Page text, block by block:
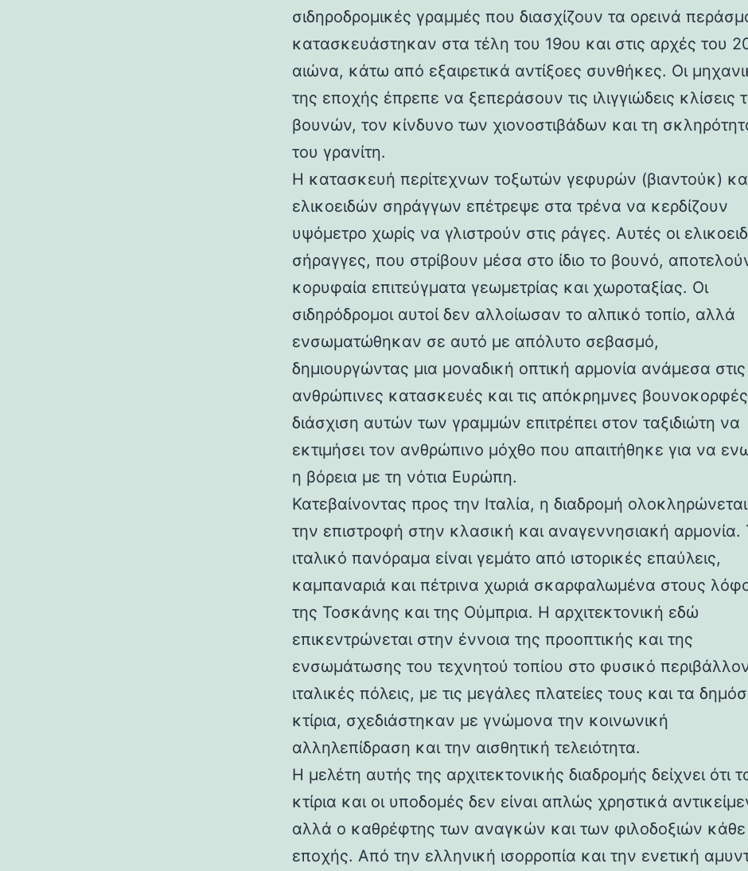
σιδηροδρομικές γραμμές που διασχίζουν τα ορεινά
κατασκευάστηκαν στα τέλη του 19ου και στις αρχές του
αιώνα, κάτω από εξαιρετικά αντίξοες συνθήκες. Οι
της εποχής έπρεπε να ξεπεράσουν τις ιλιγγιώδεις κλίσεις
βουνών, τον κίνδυνο των χιονοστιβάδων και τη
του γρανίτη.
Η κατασκευή περίτεχνων τοξωτών γεφυρών (βιαντούκ)
ελικοειδών σηράγγων επέτρεψε στα τρένα να κερδίζουν
υψόμετρο χωρίς να γλιστρούν στις ράγες. Αυτές οι
σήραγγες, που στρίβουν μέσα στο ίδιο το βουνό,
κορυφαία επιτεύγματα γεωμετρίας και χωροταξίας. Οι
σιδηρόδρομοι αυτοί δεν αλλοίωσαν το αλπικό τοπίο, αλλά
ενσωματώθηκαν σε αυτό με απόλυτο σεβασμό,
δημιουργώντας μια μοναδική οπτική αρμονία ανάμεσα στις
ανθρώπινες κατασκευές και τις απόκρημνες
διάσχιση αυτών των γραμμών επιτρέπει στον ταξιδιώτη να
εκτιμήσει τον ανθρώπινο μόχθο που απαιτήθηκε για να
η βόρεια με τη νότια Ευρώπη.
Κατεβαίνοντας προς την Ιταλία, η διαδρομή
την επιστροφή στην κλασική και αναγεννησιακή αρμονία.
ιταλικό πανόραμα είναι γεμάτο από ιστορικές επαύλεις,
καμπαναριά και πέτρινα χωριά σκαρφαλωμένα στους
της Τοσκάνης και της Ούμπρια. Η αρχιτεκτονική εδώ
επικεντρώνεται στην έννοια της προοπτικής και της
ενσωμάτωσης του τεχνητού τοπίου στο φυσικό
ιταλικές πόλεις, με τις μεγάλες πλατείες τους και τα
κτίρια, σχεδιάστηκαν με γνώμονα την κοινωνική
αλληλεπίδραση και την αισθητική τελειότητα.
Η μελέτη αυτής της αρχιτεκτονικής διαδρομής δείχνει ότι
κτίρια και οι υποδομές δεν είναι απλώς χρηστικά
αλλά ο καθρέφτης των αναγκών και των φιλοδοξιών κάθε
εποχής. Από την ελληνική ισορροπία και την ενετική